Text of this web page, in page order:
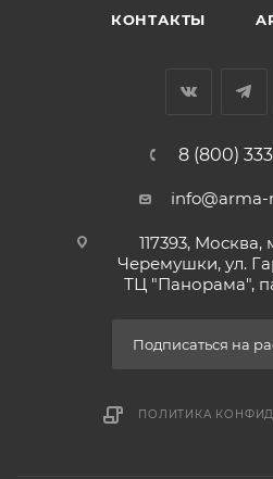
КОНТАКТЫ
8 (800)
info@arma-
117393,
Черемушки, ул.
ТЦ "Панорама",
Подписаться на
ПОЛИТИКА